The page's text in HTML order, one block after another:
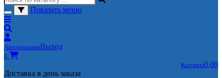
Показать меню
АвторизацияВыход
0
Корзина0,00
Доставка в день заказа